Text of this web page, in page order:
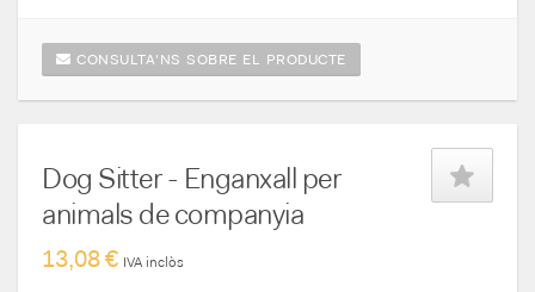
CONSULTA'NS SOBRE EL PRODUCTE
Dog Sitter - Enganxall per
animals de companyia
13,08 € IVA inclòs